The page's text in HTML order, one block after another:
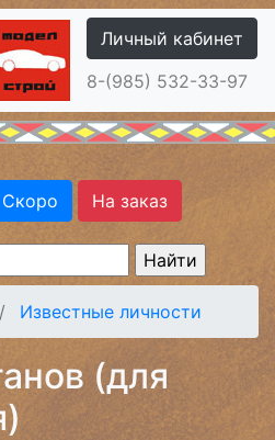
Личный кабинет
8-(985) 532-33-97
Скоро На заказ
Известные личности
(для